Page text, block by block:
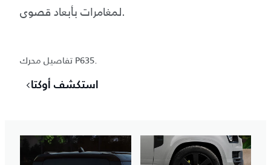
لمغامرات بأبعاد قصوى.
تفاصيل محرك P635.
استكشف أوكتا